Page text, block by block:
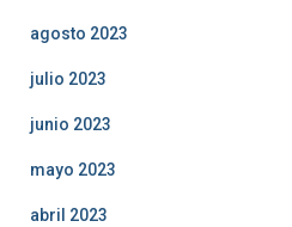
agosto 2023
julio 2023
junio 2023
mayo 2023
abril 2023